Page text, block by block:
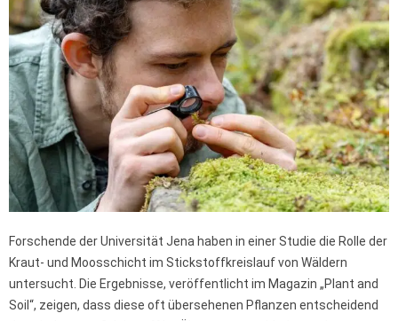
Forschende der Universität Jena haben in einer Studie die Rolle der
Kraut- und Moosschicht im Stickstoffkreislauf von Wäldern
untersucht. Die Ergebnisse, veröffentlicht im Magazin „Plant and
Soil“, zeigen, dass diese oft übersehenen Pflanzen entscheidend